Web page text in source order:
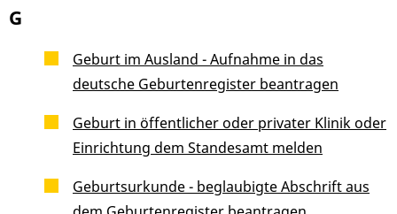
G
Geburt im Ausland - Aufnahme in das
deutsche Geburtenregister beantragen
Geburt in öffentlicher oder privater Klinik oder
Einrichtung dem Standesamt melden
Geburtsurkunde - beglaubigte Abschrift aus